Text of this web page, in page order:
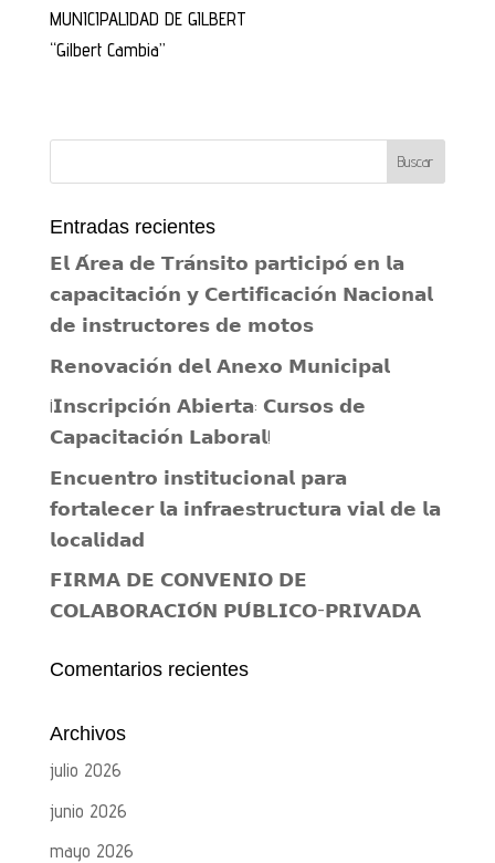
MUNICIPALIDAD DE GILBERT
“Gilbert Cambia”
Entradas recientes
𝗘𝗹 𝗔́𝗿𝗲𝗮 𝗱𝗲 𝗧𝗿𝗮́𝗻𝘀𝗶𝘁𝗼 𝗽𝗮𝗿𝘁𝗶𝗰𝗶𝗽𝗼́ 𝗲𝗻 𝗹𝗮
𝗰𝗮𝗽𝗮𝗰𝗶𝘁𝗮𝗰𝗶𝗼́𝗻 𝘆 𝗖𝗲𝗿𝘁𝗶𝗳𝗶𝗰𝗮𝗰𝗶𝗼́𝗻 𝗡𝗮𝗰𝗶𝗼𝗻𝗮𝗹
𝗱𝗲 𝗶𝗻𝘀𝘁𝗿𝘂𝗰𝘁𝗼𝗿𝗲𝘀 𝗱𝗲 𝗺𝗼𝘁𝗼𝘀
𝗥𝗲𝗻𝗼𝘃𝗮𝗰𝗶𝗼́𝗻 𝗱𝗲𝗹 𝗔𝗻𝗲𝘅𝗼 𝗠𝘂𝗻𝗶𝗰𝗶𝗽𝗮𝗹
¡𝗜𝗻𝘀𝗰𝗿𝗶𝗽𝗰𝗶𝗼́𝗻 𝗔𝗯𝗶𝗲𝗿𝘁𝗮: 𝗖𝘂𝗿𝘀𝗼𝘀 𝗱𝗲
𝗖𝗮𝗽𝗮𝗰𝗶𝘁𝗮𝗰𝗶𝗼́𝗻 𝗟𝗮𝗯𝗼𝗿𝗮𝗹!
𝗘𝗻𝗰𝘂𝗲𝗻𝘁𝗿𝗼 𝗶𝗻𝘀𝘁𝗶𝘁𝘂𝗰𝗶𝗼𝗻𝗮𝗹 𝗽𝗮𝗿𝗮
𝗳𝗼𝗿𝘁𝗮𝗹𝗲𝗰𝗲𝗿 𝗹𝗮 𝗶𝗻𝗳𝗿𝗮𝗲𝘀𝘁𝗿𝘂𝗰𝘁𝘂𝗿𝗮 𝘃𝗶𝗮𝗹 𝗱𝗲 𝗹𝗮
𝗹𝗼𝗰𝗮𝗹𝗶𝗱𝗮𝗱
𝗙𝗜𝗥𝗠𝗔 𝗗𝗘 𝗖𝗢𝗡𝗩𝗘𝗡𝗜𝗢 𝗗𝗘
𝗖𝗢𝗟𝗔𝗕𝗢𝗥𝗔𝗖𝗜𝗢́𝗡 𝗣𝗨́𝗕𝗟𝗜𝗖𝗢-𝗣𝗥𝗜𝗩𝗔𝗗𝗔
Comentarios recientes
Archivos
julio 2026
junio 2026
mayo 2026